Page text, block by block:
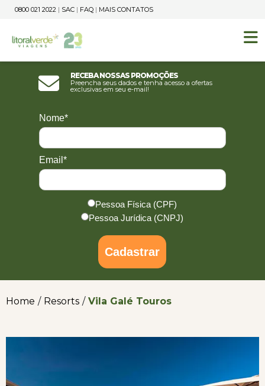
0800 021 2022 | SAC | FAQ | MAIS CONTATOS
Receba nossas promoções
Preencha seus dados e tenha acesso a ofertas
exclusivas em seu e-mail!
Nome*
Email*
Pessoa Física (CPF)
Pessoa Jurídica (CNPJ)
Cadastrar
Home / Resorts / Vila Galé Touros